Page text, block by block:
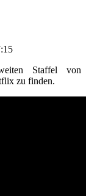
Staffel von
zu finden.